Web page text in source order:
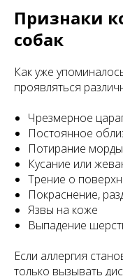
Признаки
собак
Как уже
проявляться
Чрезмерное
Постоянное
Потирание
Кусание или
Трение о
Покраснение,
Язвы на коже
Выпадение
Если аллергия
только вызывать